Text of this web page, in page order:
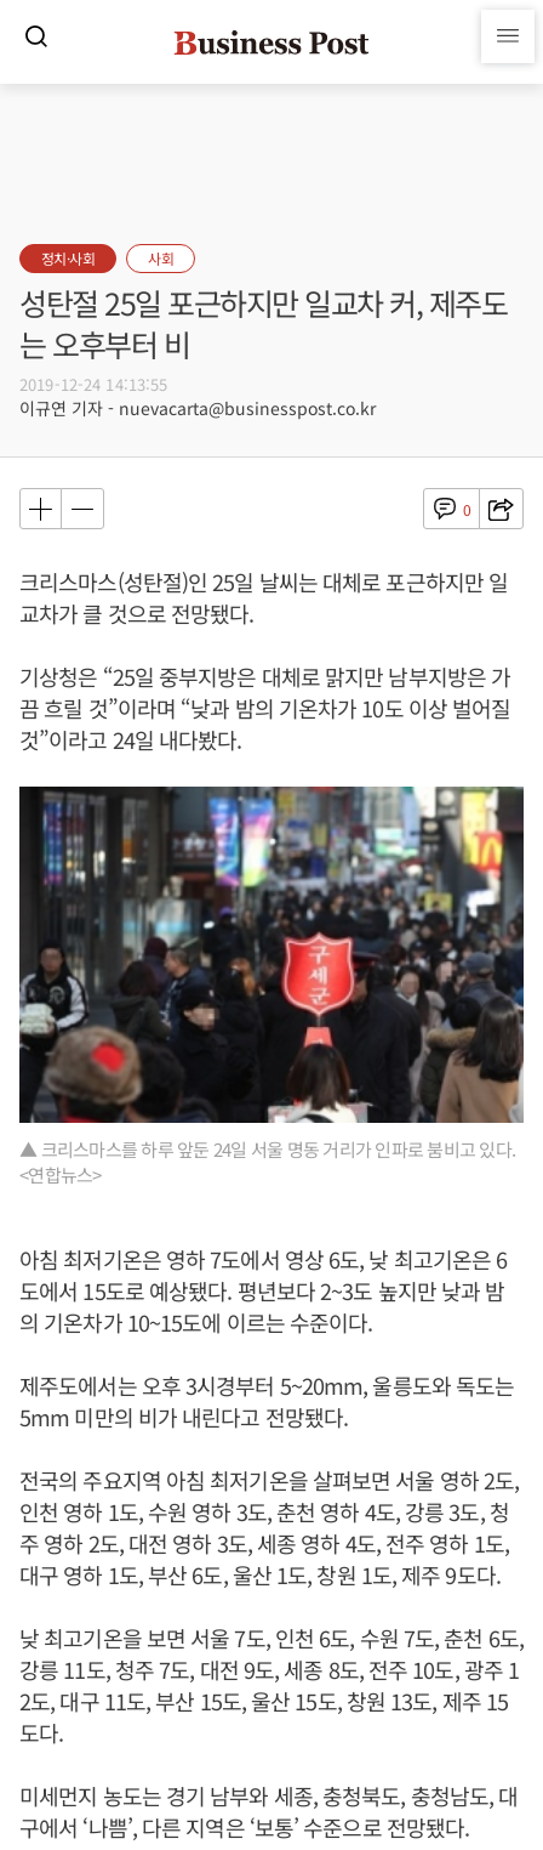
정치·사회 사회
성탄절 25일 포근하지만 일교차 커, 제주도
는 오후부터 비
2019-12-24 14:13:55
이규연 기자 - nuevacarta@businesspost.co.kr
0
크리스마스(성탄절)인 25일 날씨는 대체로 포근하지만 일
교차가 클 것으로 전망됐다.
기상청은 “25일 중부지방은 대체로 맑지만 남부지방은 가
끔 흐릴 것”이라며 “낮과 밤의 기온차가 10도 이상 벌어질
것”이라고 24일 내다봤다.
▲ 크리스마스를 하루 앞둔 24일 서울 명동 거리가 인파로 붐비고 있다.
<연합뉴스>
아침 최저기온은 영하 7도에서 영상 6도, 낮 최고기온은 6
도에서 15도로 예상됐다. 평년보다 2~3도 높지만 낮과 밤
의 기온차가 10~15도에 이르는 수준이다.
제주도에서는 오후 3시경부터 5~20mm, 울릉도와 독도는
5mm 미만의 비가 내린다고 전망됐다.
전국의 주요지역 아침 최저기온을 살펴보면 서울 영하 2도,
인천 영하 1도, 수원 영하 3도, 춘천 영하 4도, 강릉 3도, 청
주 영하 2도, 대전 영하 3도, 세종 영하 4도, 전주 영하 1도,
대구 영하 1도, 부산 6도, 울산 1도, 창원 1도, 제주 9도다.
낮 최고기온을 보면 서울 7도, 인천 6도, 수원 7도, 춘천 6도,
강릉 11도, 청주 7도, 대전 9도, 세종 8도, 전주 10도, 광주 1
2도, 대구 11도, 부산 15도, 울산 15도, 창원 13도, 제주 15
도다.
미세먼지 농도는 경기 남부와 세종, 충청북도, 충청남도, 대
구에서 ‘나쁨’, 다른 지역은 ‘보통’ 수준으로 전망됐다.